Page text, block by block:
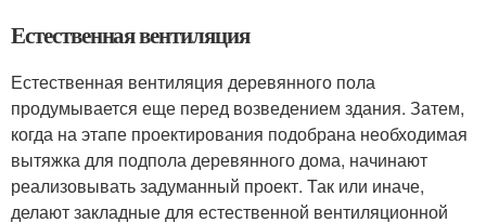
Естественная вентиляция
Естественная вентиляция деревянного пола
продумывается еще перед возведением здания. Затем,
когда на этапе проектирования подобрана необходимая
вытяжка для подпола деревянного дома, начинают
реализовывать задуманный проект. Так или иначе,
делают закладные для естественной вентиляционной